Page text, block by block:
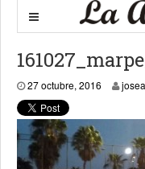
27 octubre, 2016 27